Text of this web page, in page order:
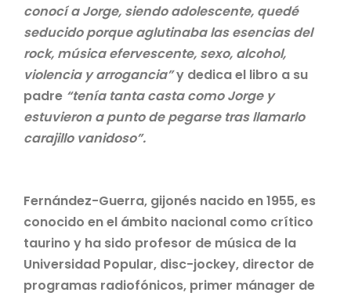
conocí a Jorge, siendo adolescente, quedé
seducido porque aglutinaba las esencias del
rock, música efervescente, sexo, alcohol,
violencia y arrogancia”y dedica el libro a su
padre “tenía tanta casta como Jorge y
estuvieron a punto de pegarse tras llamarlo
carajillo vanidoso”.
Fernández-Guerra, gijonés nacido en 1955, es
conocido en el ámbito nacional como crítico
taurino y ha sido profesor de música de la
Universidad Popular, disc-jockey, director de
programas radiofónicos, primer mánager de